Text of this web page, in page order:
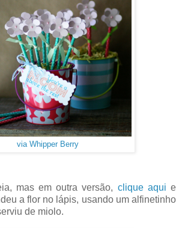
via Whipper Berry
mas em outra versão, clique aqui e
a flor no lápis, usando um alfinetinho
de miolo.